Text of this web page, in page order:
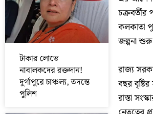
টাকার লোভে
নাবালকদের রক্তদান!
দুর্গাপুরে চাঞ্চল্য, তদন্তে
পুলিশ
কলকাতা
জল্পনা
রাজ্য
বছর
রাস্তা